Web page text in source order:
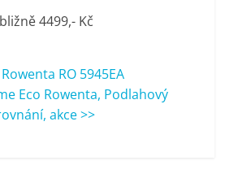
4499,- Kč
RO 5945EA
Eco Rowenta, Podlahový
akce >>